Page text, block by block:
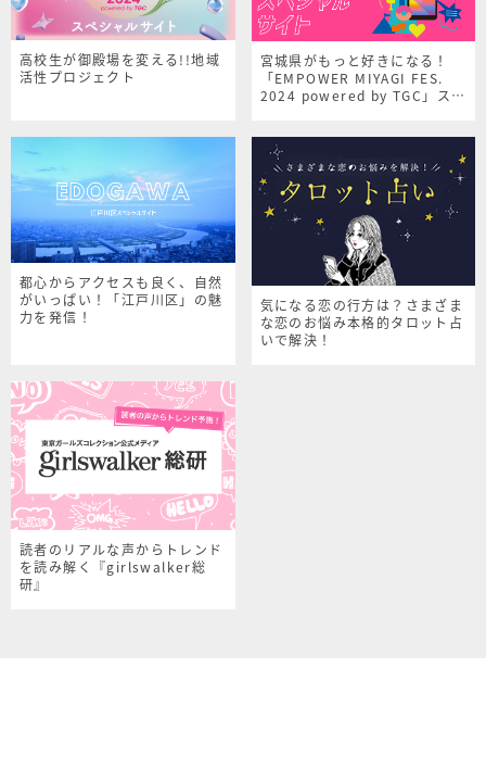
高校生が御殿場を変える!!地域
活性プロジェクト
宮城県がもっと好きになる！
「EMPOWER MIYAGI FES.
2024 powered by TGC」スペ
都心からアクセスも良く、自然
がいっぱい！「江戸川区」の魅
力を発信！
気になる恋の行方は？さまざま
な恋のお悩み本格的タロット占
いで解決！
読者のリアルな声からトレンド
を読み解く『girlswalker総
研』